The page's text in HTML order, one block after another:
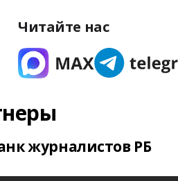
Читайте нас
журналистов РБ